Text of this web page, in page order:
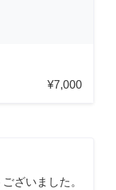
¥7,000
ざいました。